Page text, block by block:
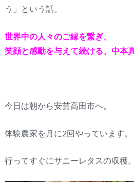
う」という話。
世界中の人々のご縁を繋ぎ、
笑顔と感動を与えて続ける、中本
今日は朝から安芸高田市へ。
体験農家を月に2回やっています。
行ってすぐにサニーレタスの収穫。